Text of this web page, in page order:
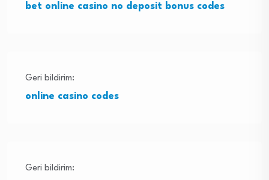
bet online casino no deposit bonus codes
Geri bildirim:
online casino codes
Geri bildirim: